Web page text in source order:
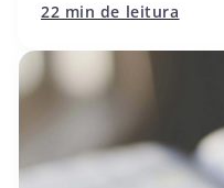
22 min de leitura